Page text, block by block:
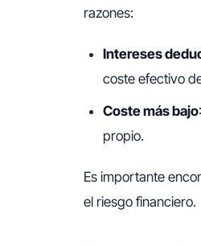
razones:
Intereses
coste efectivo
Coste más bajo
propio.
Es importante
el riesgo financiero.